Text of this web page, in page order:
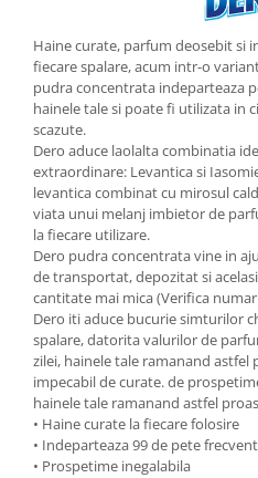
Haine curate, parfum deosebit si
fiecare spalare, acum intr-o
pudra concentrata indeparteaza
hainele tale si poate fi utilizata in
scazute.
Dero aduce laolalta combinatia
extraordinare: Levantica si
levantica combinat cu mirosul
viata unui melanj imbietor de
la fiecare utilizare.
Dero pudra concentrata vine in
de transportat, depozitat si
cantitate mai mica (Verifica
Dero iti aduce bucurie simturilor
spalare, datorita valurilor de
zilei, hainele tale ramanand
impecabil de curate. de
hainele tale ramanand astfel
• Haine curate la fiecare folosire
• Indeparteaza 99 de pete
• Prospetime inegalabila